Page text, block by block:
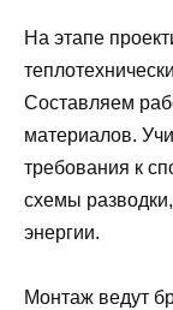
На этапе
Составляем
материалов.
требования к
схемы
энергии.
Монтаж ведут